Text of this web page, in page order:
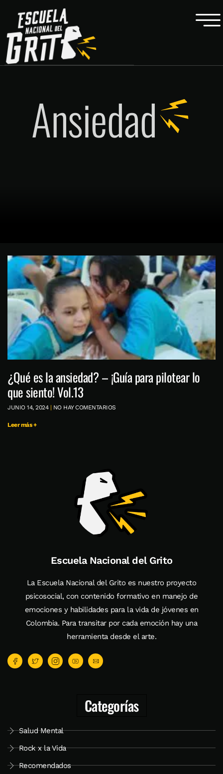
Ansiedad
¿Qué es la ansiedad? – ¡Guía para pilotear lo
que siento! Vol.13
JUNIO 14, 2024 NO HAY COMENTARIOS
Leer más +
Escuela Nacional del Grito
La Escuela Nacional del Grito es nuestro proyecto
psicosocial, con contenido formativo en manejo de
emociones y habilidades para la vida de jóvenes en
Colombia. Para transitar por cada emoción hay una
herramienta desde el arte.
Categorías
Salud Mental
Rock x la Vida
Recomendados